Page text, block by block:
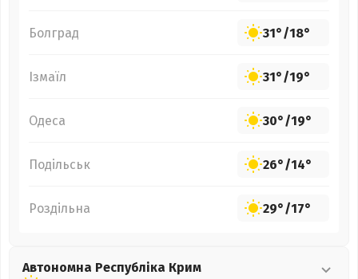
Болград 31°/18°
Ізмаїл 31°/19°
Одеса 30°/19°
Подільськ 26°/14°
Роздільна 29°/17°
Автономна Республіка Крим